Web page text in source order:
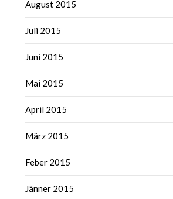
August 2015
Juli 2015
Juni 2015
Mai 2015
April 2015
März 2015
Feber 2015
Jänner 2015